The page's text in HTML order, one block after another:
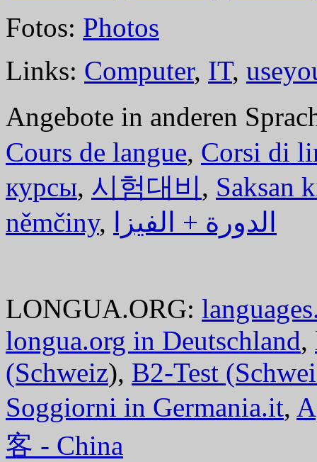
Fotos: Photos
Links: Computer, IT,
Angebote in anderen
Cours de langue, Corsi di
курсы, 시험대비, Saksan
němčiny, الدورة + الفيزا
LONGUA.ORG:
longua.org in Deutschland,
(Schweiz), B2-Test
Soggiorni in Germania.it,
客 - China